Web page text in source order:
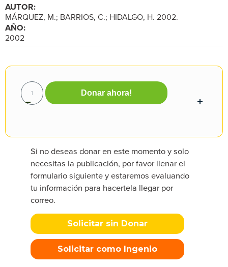
AUTOR:
MÁRQUEZ, M.; BARRIOS, C.; HIDALGO, H. 2002.
AÑO:
2002
Donar ahora!
Si no deseas donar en este momento y solo
necesitas la publicación, por favor llenar el
formulario siguiente y estaremos evaluando
tu información para hacertela llegar por
correo.
Solicitar sin Donar
Solicitar como Ingenio